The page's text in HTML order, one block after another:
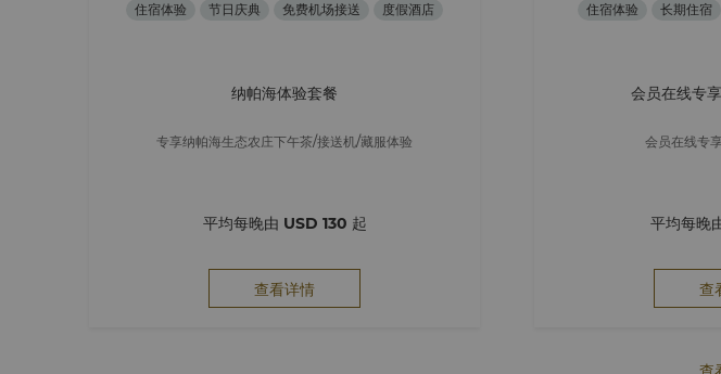
住宿体验 节日庆典 免费机场接送 度假酒店
纳帕海体验套餐
专享纳帕海生态农庄下午茶/接送机/藏服体验
平均每晚由 USD 130 起
查看详情
住宿体验 长期住宿
会员在线专
会员在线专
平均每晚
查